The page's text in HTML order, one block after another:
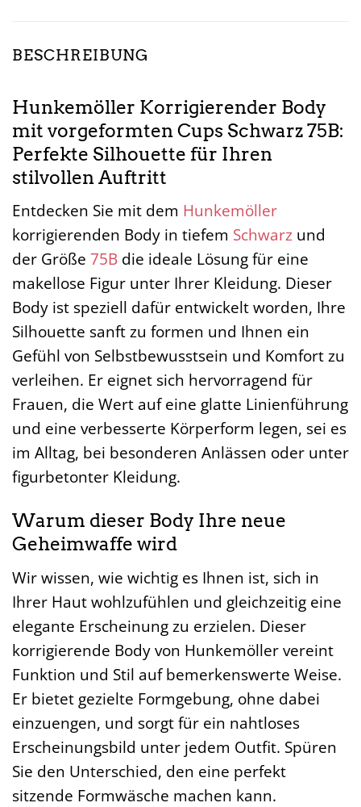
BESCHREIBUNG
Hunkemöller Korrigierender Body
mit vorgeformten Cups Schwarz 75B:
Perfekte Silhouette für Ihren
stilvollen Auftritt
Entdecken Sie mit dem Hunkemöller
korrigierenden Body in tiefem Schwarz und
der Größe 75B die ideale Lösung für eine
makellose Figur unter Ihrer Kleidung. Dieser
Body ist speziell dafür entwickelt worden, Ihre
Silhouette sanft zu formen und Ihnen ein
Gefühl von Selbstbewusstsein und Komfort zu
verleihen. Er eignet sich hervorragend für
Frauen, die Wert auf eine glatte Linienführung
und eine verbesserte Körperform legen, sei es
im Alltag, bei besonderen Anlässen oder unter
figurbetonter Kleidung.
Warum dieser Body Ihre neue
Geheimwaffe wird
Wir wissen, wie wichtig es Ihnen ist, sich in
Ihrer Haut wohlzufühlen und gleichzeitig eine
elegante Erscheinung zu erzielen. Dieser
korrigierende Body von Hunkemöller vereint
Funktion und Stil auf bemerkenswerte Weise.
Er bietet gezielte Formgebung, ohne dabei
einzuengen, und sorgt für ein nahtloses
Erscheinungsbild unter jedem Outfit. Spüren
Sie den Unterschied, den eine perfekt
sitzende Formwäsche machen kann.